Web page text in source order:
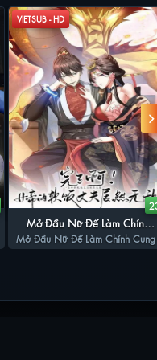
VIETSUB - HD
Mở Đầu Nữ Đế Làm Chính
Cung
Mở Đầu Nữ Đế Làm Chính Cung